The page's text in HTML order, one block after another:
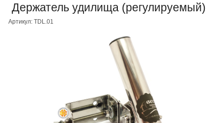
Держатель удилища (регулируемый)
Артикул: TDL.01